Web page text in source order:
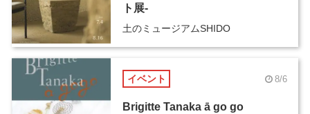
ト展-
土のミュージアムSHIDO
イベント 8/6
Brigitte Tanaka ā go go